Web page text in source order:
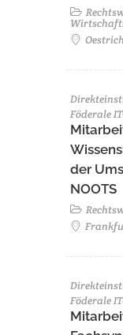
Föderale
der
NOOTS
Föderale